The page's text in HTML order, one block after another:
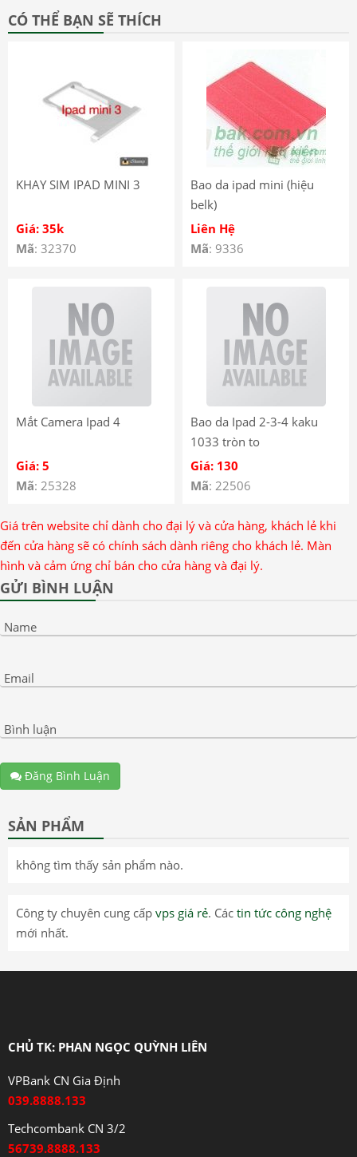
CÓ THỂ BẠN SẼ THÍCH
KHAY SIM IPAD MINI 3
Giá: 35k
Mã: 32370
Bao da ipad mini (hiệu
belk)
Liên Hệ
Mã: 9336
Mắt Camera Ipad 4
Giá: 5
Mã: 25328
Bao da Ipad 2-3-4 kaku
1033 tròn to
Giá: 130
Mã: 22506
Giá trên website chỉ dành cho đại lý và cửa hàng, khách lẻ khi
đến cửa hàng sẽ có chính sách dành riêng cho khách lẻ. Màn
hình và cảm ứng chỉ bán cho cửa hàng và đại lý.
GỬI BÌNH LUẬN
Name
Email
Bình luận
Đăng Bình Luận
SẢN PHẨM
không tìm thấy sản phẩm nào.
Công ty chuyên cung cấp vps giá rẻ. Các tin tức công nghệ
mới nhất.
CHỦ TK: PHAN NGỌC QUỲNH LIÊN
VPBank CN Gia Định
039.8888.133
Techcombank CN 3/2
56739.8888.133